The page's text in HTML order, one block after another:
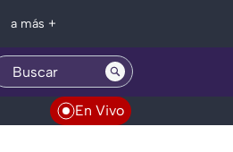
a más +
En Vivo